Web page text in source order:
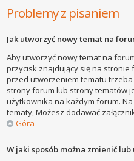
Problemy z pisaniem
Jak utworzyć nowy temat na
Aby utworzyć nowy temat na
przycisk znajdujący się na stronie
przed utworzeniem tematu
strony forum lub strony tematów
użytkownika na każdym forum.
tematy, Możesz dodawać
Góra
W jaki sposób można zmienić lub